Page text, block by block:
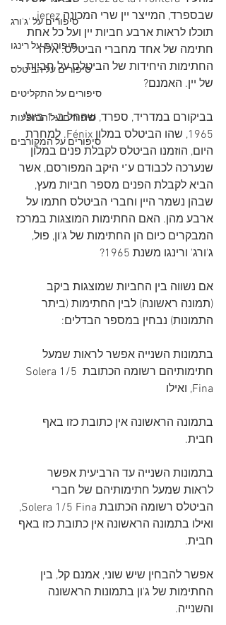
סיפורים על 'ג'ורג
סיפורים על רינגו
סיפורים על הביטלס
סיפורים על התקליטים
סיפורים על ההופעות
סיפורים על המקורבים
שבספרד, המייצר יין שרי המכונה jerez,
תוכלו לראות ארבע חביות יין ועל כל אחת
חתימה של אחד מחברי הביטלס. אלה
החתימות היחידות של הביטלס על חביות
של יין. האמנם?
בביקורם במדריד, ספרד, שהחל ב-1 ביולי
1965, שהו הביטלס במלון Fénix. למחרת
היום, הוזמנו הביטלס לקבלת פנים במלון
שנערכה לכבודם ע"י היקב המפורסם, אשר
הביא לקבלת הפנים מספר חביות מעץ,
שבהן נשמר היין וחברי הביטלס חתמו על
ארבע מהן. האם החתימות המוצגות במרכז
המבקרים כיום הן החתימות של ג'ון, פול,
ג'ורג' ורינגו משנת 1965?
אם נשווה בין החביות שמוצגות ביקב
(תמונה ראשונה) לבין החתימות (ביתר
התמונות) נבחין במספר הבדלים:
בתמונות השנייה אפשר לראות שמעל
חתימותיהם רשומה הכתובת Solera 1/5
Fina, ואילו
בתמונה הראשונה אין כתובת כזו באף
חבית.
בתמונות השנייה עד הרביעית אפשר
לראות שמעל חתימותיהם של חברי
הביטלס רשומה הכתובת Solera 1/5 Fina,
ואילו בתמונה הראשונה אין כתובת כזו באף
חבית.
אפשר להבחין שיש שוני, אמנם קל, בין
החתימות של ג'ון בתמונות הראשונה
והשנייה.